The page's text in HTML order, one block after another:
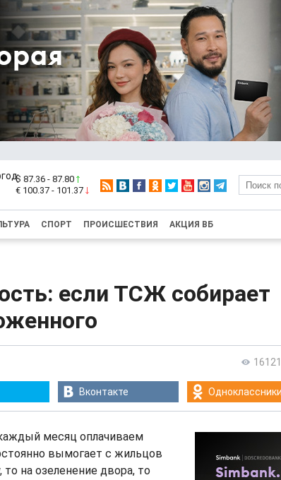
$ 87.36 - 87.80
€ 100.37 - 101.37
СПОРТ ПРОИСШЕСТВИЯ АКЦИЯ ВБ
если ТСЖ собирает
Вконтакте Одноклассники
месяц оплачиваем
вымогает с жильцов
на озеленение двора, то